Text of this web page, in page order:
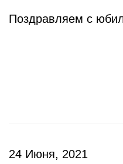
Поздравляем с
24 Июня, 2021